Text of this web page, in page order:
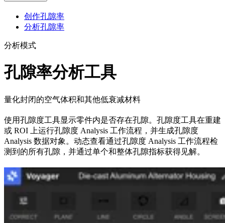
创作孔隙率
分析孔隙率
分析模式
孔隙率分析工具
量化封闭的空气体积和其他低衰减材料
使用孔隙度工具显示零件内是否存在孔隙。孔隙度工具在重建
或 ROI 上运行孔隙度 Analysis 工作流程，并生成孔隙度
Analysis 数据对象。动态查看通过孔隙度 Analysis 工作流程检
测到的所有孔隙，并通过单个和整体孔隙指标获得见解。